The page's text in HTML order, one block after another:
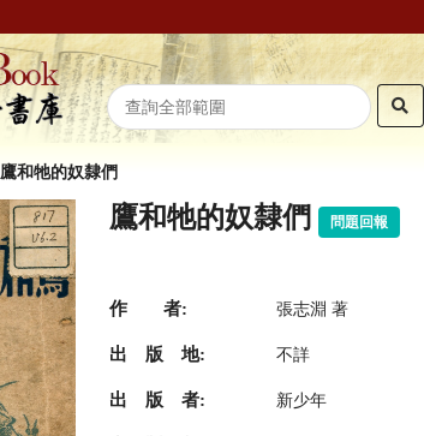
鷹和牠的奴隸們
鷹和牠的奴隸們 問題回報
作 者: 張志淵 著
出 版 地: 不詳
出 版 者: 新少年